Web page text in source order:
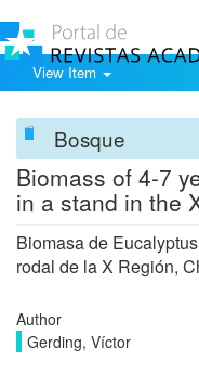
View Item
Bosque
Biomass of 4-7
in a stand in the
Biomasa de
rodal de la X Región,
Author
Gerding, Víctor